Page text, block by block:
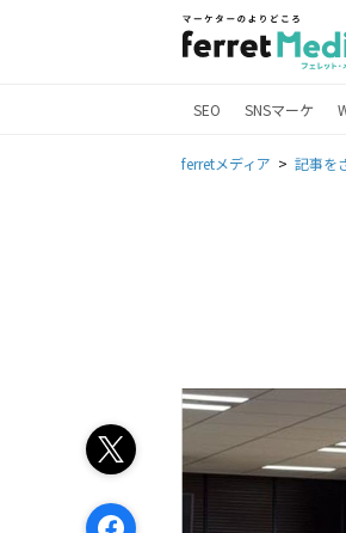
SEO SNSマーケ
ferretメディア 記事を